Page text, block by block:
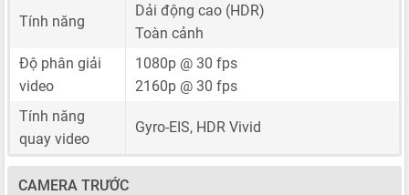
Tính năng
Dải động cao (HDR)
Toàn cảnh
Độ phân giải
video
1080p @ 30 fps
2160p @ 30 fps
Tính năng
quay video
Gyro-EIS, HDR Vivid
CAMERA TRƯỚC